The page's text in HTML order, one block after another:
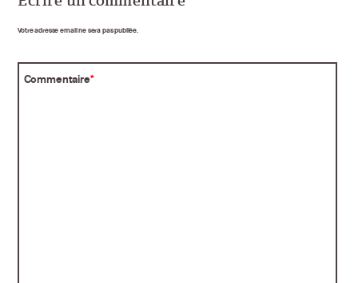
Votre adresse email ne sera pas publiée.
Commentaire*